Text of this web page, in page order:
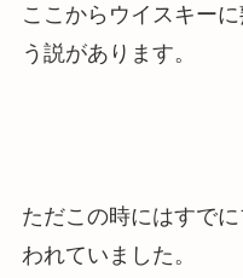
ここからウイスキー
う説があります。
ただこの時にはすで
われていました。